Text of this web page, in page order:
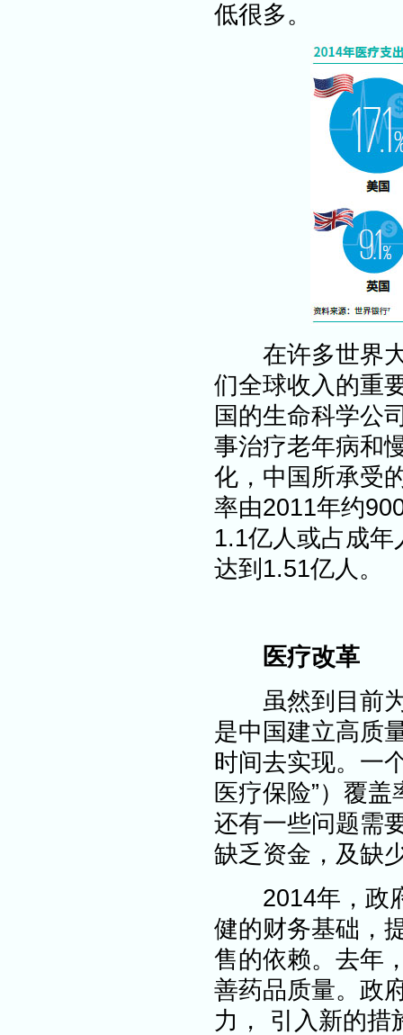
低很多。
在许多世界大
们全球收入的重
国的生命科学公
事治疗老年病和
化，中国所承受
率由2011年约
1.1亿人或占成
达到1.51亿人。
医疗改革
虽然到目前为
是中国建立高质
时间去实现。一
医疗保险”）覆
还有一些问题需
缺乏资金，及缺
2014年，政府
健的财务基础，
售的依赖。去年
善药品质量。政
力， 引入新的措